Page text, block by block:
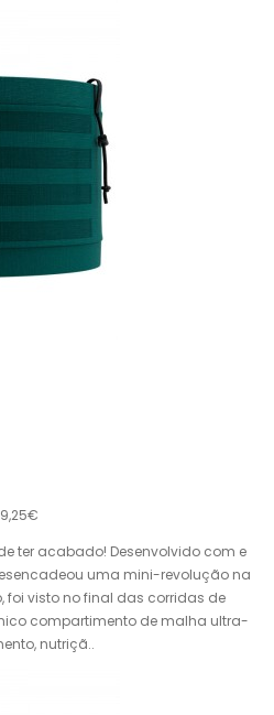
ter acabado! Desenvolvido com e
uma mini-revolução na
foi visto no final das corridas de
compartimento de malha ultra-
nutriçã..